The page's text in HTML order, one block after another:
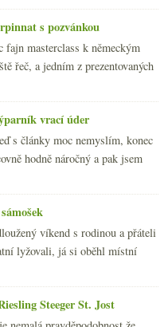
s pozvánkou
masterclass k německým
řeč, a jedním z prezentovaných
vrací úder
s články moc nemyslím, konec
hodně náročný a pak jsem
víkend s rodinou a přáteli
lyžovali, já si oběhl místní
Steeger St. Jost